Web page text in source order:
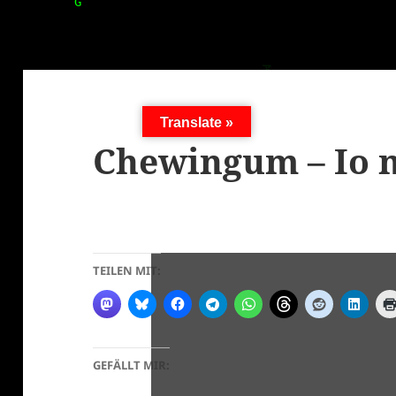
Chewingum –
TEILEN MIT:
GEFÄLLT MIR:
Translate »